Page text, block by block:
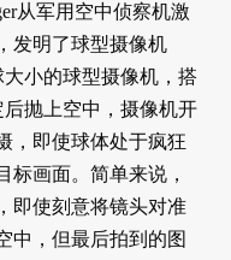
从军用空中侦察机激
发明了球型摄像机
小的球型摄像机，搭
抛上空中，摄像机开
，即使球体处于疯狂
标画面。简单来说，
即使刻意将镜头对准
中，但最后拍到的图